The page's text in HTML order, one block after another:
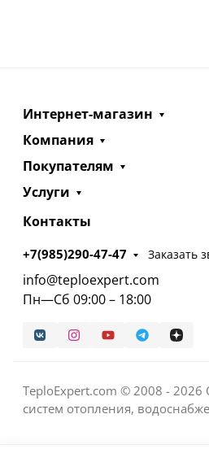
Интернет-магазин
Компания
Покупателям
Услуги
Контакты
+7(985)290-47-47 Заказать
info@teploexpert.com
Пн—Сб 09:00 – 18:00
TeploExpert.com © 2008 -
систем отопления,